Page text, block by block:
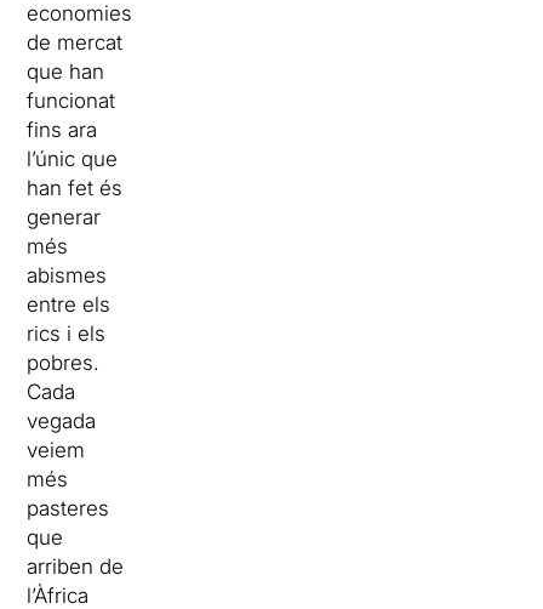
economies
de mercat
que han
funcionat
fins ara
l’únic que
han fet és
generar
més
abismes
entre els
rics i els
pobres.
Cada
vegada
veiem
més
pasteres
que
arriben de
l’Àfrica